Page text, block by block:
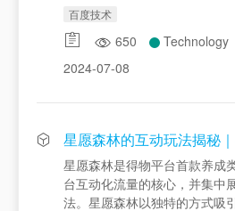
百度技术
650 Technology
2024-07-08
星愿森林的互动玩法揭秘
星愿森林是得物平台首款养成
台互动化流量的核心，并集中
法。星愿森林以独特的方式吸